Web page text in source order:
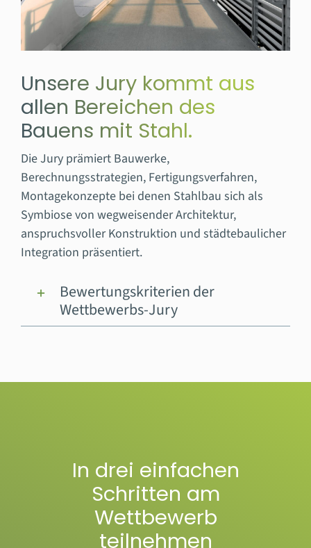
Unsere Jury kommt aus
allen Bereichen des
Bauens mit Stahl.
Die Jury prämiert Bauwerke,
Berechnungsstrategien, Fertigungsverfahren,
Montagekonzepte bei denen Stahlbau sich als
Symbiose von wegweisender Architektur,
anspruchsvoller Konstruktion und städtebaulicher
Integration präsentiert.
Bewertungskriterien der
Wettbewerbs-Jury
In drei einfachen
Schritten am
Wettbewerb
teilnehmen